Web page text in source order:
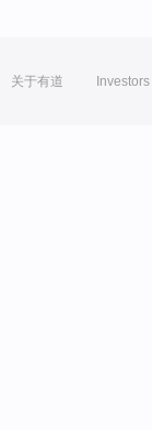
关于有道 Investors